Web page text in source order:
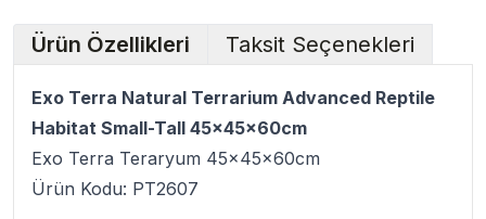
Ürün Özellikleri Taksit Seçenekleri
Exo Terra Natural Terrarium Advanced Reptile
Habitat Small-Tall 45x45x60cm
Exo Terra Teraryum 45x45x60cm
Ürün Kodu: PT2607